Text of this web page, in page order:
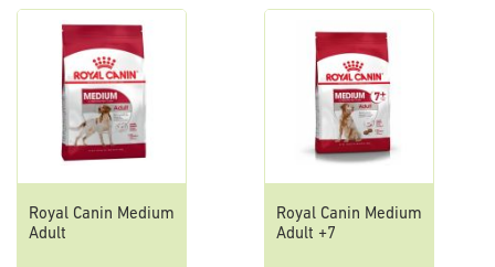
Royal Canin Medium
Adult
Royal Canin Medium
Adult +7